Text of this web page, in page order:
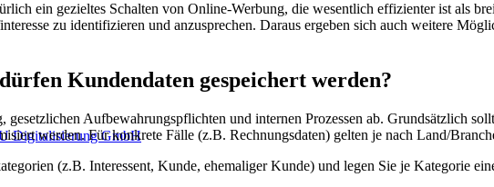
Digitalisierung GmbH
ein gezieltes Schalten von Online-Werbung, die wesentlich effizienter ist als
zu identifizieren und anzusprechen. Daraus ergeben sich auch weitere
Kundendaten gespeichert werden?
gesetzlichen Aufbewahrungspflichten und internen Prozessen ab. Grundsätzlich
werden. Für konkrete Fälle (z.B. Rechnungsdaten) gelten je nach Land/
(z.B. Interessent, Kunde, ehemaliger Kunde) und legen Sie je Kategorie